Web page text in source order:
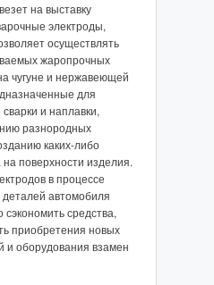
на выставку
электроды,
осуществлять
жаропрочных
чугуне и нержавеющей
для
и наплавки,
разнородных
каких-либо
поверхности изделия.
в процессе
автомобиля
средства,
приобретения новых
и оборудования взамен